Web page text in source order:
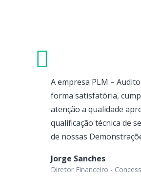
A empresa PLM –
forma satisfatória,
atenção a qualidade
qualificação técnica de
de nossas
Jorge Sanches
Diretor Financeiro -